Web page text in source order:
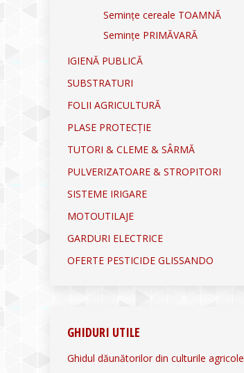
Semințe cereale TOAMNĂ
Semințe PRIMĂVARĂ
IGIENĂ PUBLICĂ
SUBSTRATURI
FOLII AGRICULTURĂ
PLASE PROTECȚIE
TUTORI & CLEME & SÂRMĂ
PULVERIZATOARE & STROPITORI
SISTEME IRIGARE
MOTOUTILAJE
GARDURI ELECTRICE
OFERTE PESTICIDE GLISSANDO
GHIDURI UTILE
Ghidul dăunătorilor din culturile agricole